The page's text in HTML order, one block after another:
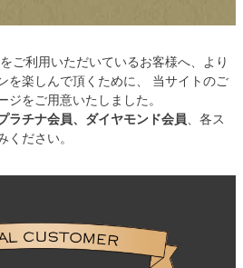
ご利用いただいているお客様へ、より
を楽しんで頂くために、 当サイトのご
をご用意いたしました。
ラチナ会員、ダイヤモンド会員、各ス
ください。